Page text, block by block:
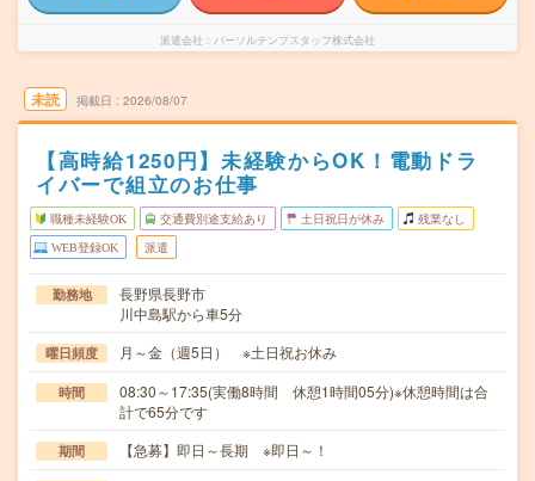
派遣会社 パーソルテンプスタッフ株式会社
未読 掲載日 2026/08/07
【高時給1250円】未経験からOK！電動ドラ
イバーで組立のお仕事
職種未経験OK 交通費別途支給あり 土日祝日が休み 残業なし
WEB登録OK 派遣
勤務地
長野県長野市
川中島駅から車5分
曜日頻度 月～金（週5日） ※土日祝お休み
時間
08:30～17:35(実働8時間 休憩1時間05分)※休憩時間は合
計で65分です
期間 【急募】即日～長期 ※即日～！